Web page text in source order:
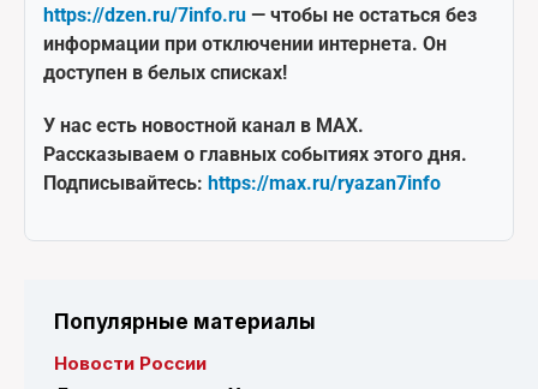
https://dzen.ru/7info.ru — чтобы не остаться без
информации при отключении интернета. Он
доступен в белых списках!
У нас есть новостной канал в MAX.
Рассказываем о главных событиях этого дня.
Подписывайтесь: https://max.ru/ryazan7info
Популярные материалы
Новости России